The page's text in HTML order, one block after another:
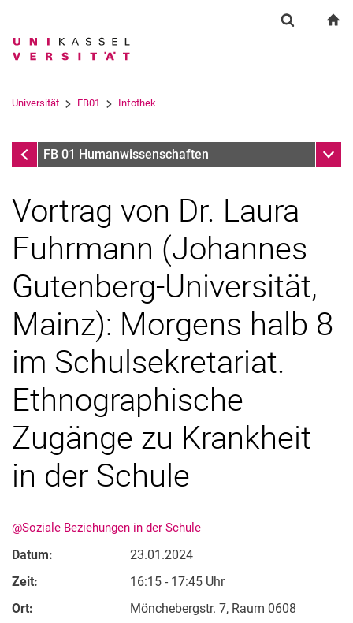
Springe direkt zu: Inhalt
Springe direkt zu: Suche
Springe direkt zu:
Suchbegriff
Suchen (öffnet externen Link in einem
Universität FB01 Infothek
InfothekFB 01 Humanwissenschaften
Aktuelles
Termine
Vortrag von Dr. Laura
Fuhrmann (Johannes
Gutenberg-Universität,
Mainz): Morgens halb 8
im Schulsekretariat.
Ethnographische
Zugänge zu Krankheit
in der Schule
@Soziale Beziehungen in der Schule
Datum:
23.01.2024
Zeit:
16:15 - 17:45 Uhr
Ort:
Mönchebergstr. 7, Raum 0608